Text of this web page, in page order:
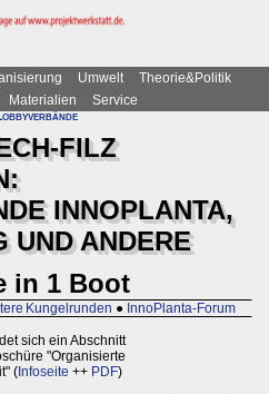
Umwelt
Theorie&Politik
Materialien
Service
FILZ
INNOPLANTA,
UND ANDERE
in 1 Boot
Kungelrunden ● InnoPlanta-Forum
sich ein Abschnitt
"Organisierte
( Infoseite ++ PDF)